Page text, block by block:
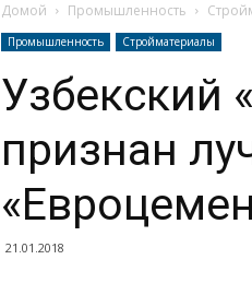
Домой Промышленность
Промышленность Стройматериалы
Узбекский
признан
21.01.2018